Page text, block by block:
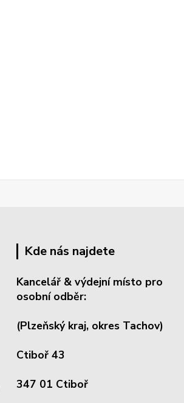
Kde nás najdete
Kancelář & výdejní místo pro
osobní odběr:
(Plzeňský kraj, okres Tachov)
Ctiboř 43
347 01 Ctiboř